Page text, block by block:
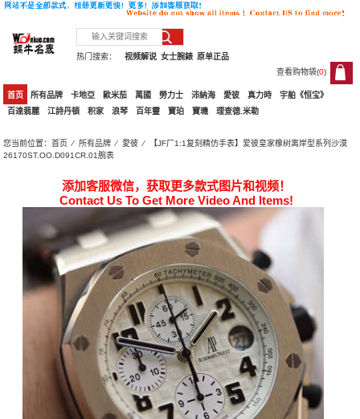
热门搜索： 原单正品
女士腕錶
视频解说
查看购物袋(0)
0
首页 所有品牌 卡地亞 歐米茄 萬國 勞力士 沛納海 愛彼 真力時
宇舶《恒宝》
百達翡麗
江詩丹頓 积家 浪琴 百年靈 寶珀 寶璣 理查德.米勒
您当前位置：首页 ⁄所有品牌 ⁄愛彼 ⁄ 【JF厂1:1复刻精仿手表】爱彼皇家橡树离岸型系列沙漠
26170ST.OO.D091CR.01腕表
添加客服微信，获取更多款式图片和视频！
Contact Us To Get More Video And Items!